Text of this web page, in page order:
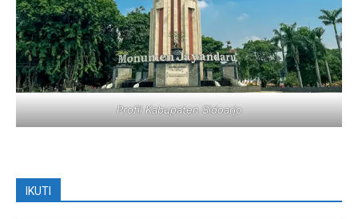
Profil Kabupaten Sidoarjo
IKUTI